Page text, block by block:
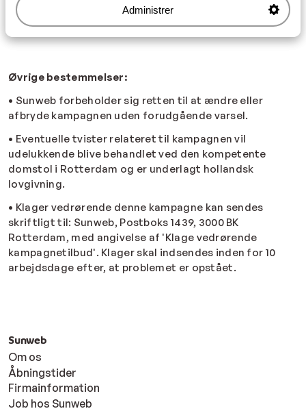
Administrer
• Sunweb værner om dit privatliv og behandler dine
data i overensstemmelse med voresprivatlivspolitik
Øvrige bestemmelser:
• Sunweb forbeholder sig retten til at ændre eller
afbryde kampagnen uden forudgående varsel.
• Eventuelle tvister relateret til kampagnen vil
udelukkende blive behandlet ved den kompetente
domstol i Rotterdam og er underlagt hollandsk
lovgivning.
• Klager vedrørende denne kampagne kan sendes
skriftligt til: Sunweb, Postboks 1439, 3000 BK
Rotterdam, med angivelse af 'Klage vedrørende
kampagnetilbud'. Klager skal indsendes inden for 10
arbejdsdage efter, at problemet er opstået.
Sunweb
Om os
Åbningstider
Firmainformation
Job hos Sunweb